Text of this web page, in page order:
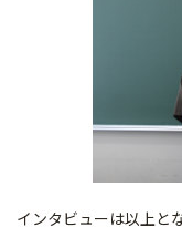
インタビューは以上と